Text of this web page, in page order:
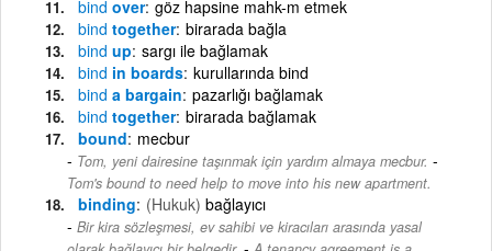
bind over göz hapsine mahk-m etmek
bind together birarada bağla
bind up sargı ile bağlamak
bind in boards kurullarında bind
bind a bargain pazarlığı bağlamak
bind together birarada bağlamak
bound mecbur
Tom, yeni dairesine taşınmak için yardım almaya mecbur. -
Tom's bound to need help to move into his new apartment.
binding (Hukuk) bağlayıcı
Bir kira sözleşmesi, ev sahibi ve kiracıları arasında yasal